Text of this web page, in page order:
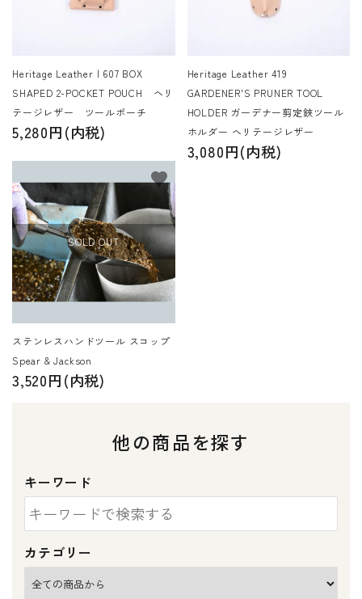
Heritage Leather | 607 BOX
SHAPED 2-POCKET POUCH ヘリ
テージレザー ツールポーチ
5,280円(内税)
Heritage Leather 419
GARDENER'S PRUNER TOOL
HOLDER ガーデナー剪定鋏ツール
ホルダー ヘリテージレザー
3,080円(内税)
SOLD OUT
ステンレスハンドツール スコップ
Spear & Jackson
3,520円(内税)
favorite
他の商品を探す
キーワード
カテゴリー